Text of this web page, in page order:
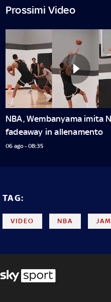
Prossimi Video
NBA, Wembanyama imita
fadeaway in allenamento
06 ago - 08:35
TAG:
VIDEO NBA